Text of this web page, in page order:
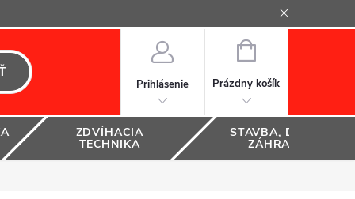
Prihlásenie
NÁKUPNÝ
Prázdny košík
ZDVÍHACIA
TECHNIKA
STAVBA, DOM A
ZÁHRADA